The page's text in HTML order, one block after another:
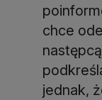
chce
jednak,